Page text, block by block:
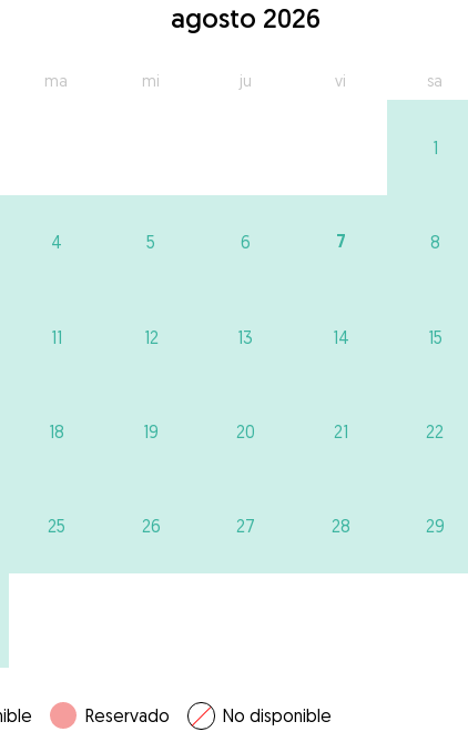
agosto 2026
ma mi ju vi sa
1
4 5 6 7 8
11 12 13 14 15
18 19 20 21 22
25 26 27 28 29
Reservado No disponible